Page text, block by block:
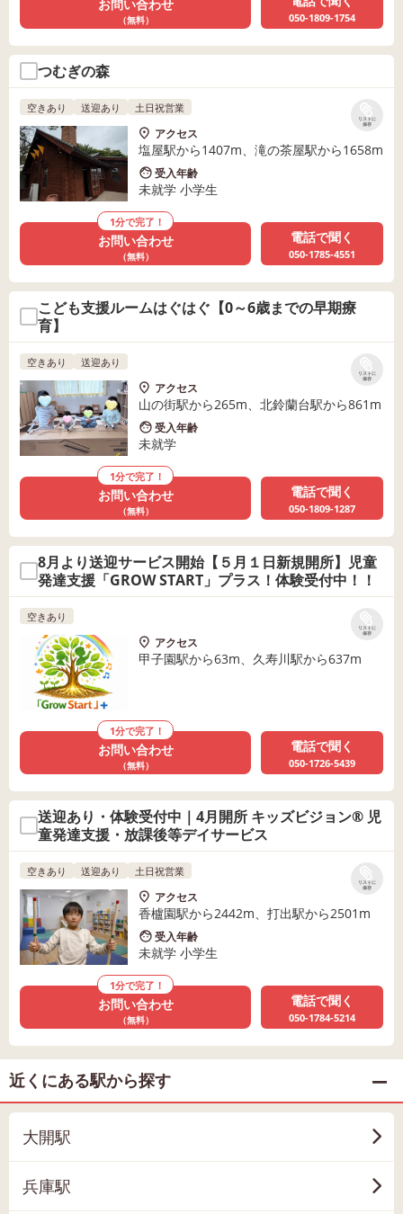
お問い合わせ
（無料） 050-1809-1754
つむぎの森
リストに
保存
空きあり 送迎あり 土日祝営業
アクセス
塩屋駅から1407m、滝の茶屋駅から1658m
受入年齢
未就学 小学生
1分で完了！
お問い合わせ
（無料）
電話で聞く
050-1785-4551
こども支援ルームはぐはぐ【0～6歳までの早期療
育】
リストに
保存
空きあり 送迎あり
アクセス
山の街駅から265m、北鈴蘭台駅から861m
受入年齢
未就学
1分で完了！
お問い合わせ
（無料）
電話で聞く
050-1809-1287
8月より送迎サービス開始【５月１日新規開所】児童
発達支援「GROW START」プラス！体験受付中！！
リストに
保存
空きあり
アクセス
甲子園駅から63m、久寿川駅から637m
1分で完了！
お問い合わせ
（無料）
電話で聞く
050-1726-5439
送迎あり・体験受付中｜4月開所 キッズビジョン® 児
童発達支援・放課後等デイサービス
リストに
保存
空きあり 送迎あり 土日祝営業
アクセス
香櫨園駅から2442m、打出駅から2501m
受入年齢
未就学 小学生
1分で完了！
お問い合わせ
（無料）
電話で聞く
050-1784-5214
近くにある駅から探す
大開駅
兵庫駅